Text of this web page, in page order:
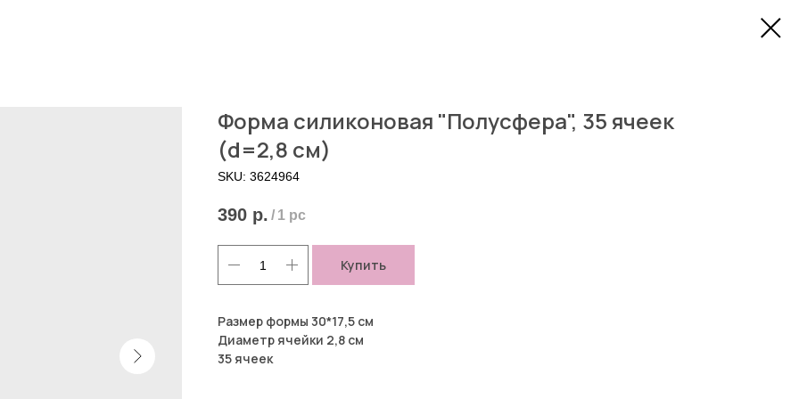
Форма силиконовая "Полусфера", 35 ячеек
(d=2,8 см)
SKU: 3624964
390 р. / 1 pc
Купить
Размер формы 30*17,5 см
Диаметр ячейки 2,8 см
35 ячеек